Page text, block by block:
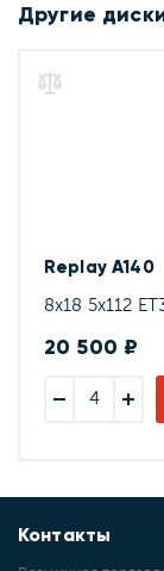
Другие
Replay A140
8x18 5x112
20 500 ₽
Контакты